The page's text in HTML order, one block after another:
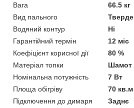
Вага
66.5 кг
Вид пального
Тверде
Водяний контур
Ні
Гарантійний термін
12 міс
Коефіцієнт корисної дії
80 %
Матеріал топки
Шамот
Номінальна потужність
7 Вт
Площа обігріву
70 кв.м
Підключення до димаря
Заднє